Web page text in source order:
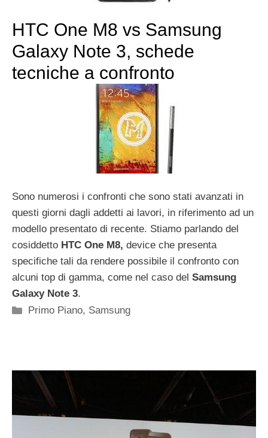
HTC One M8 vs Samsung
Galaxy Note 3, schede
tecniche a confronto
Sono numerosi i confronti che sono stati avanzati in
questi giorni dagli addetti ai lavori, in riferimento ad un
modello presentato di recente. Stiamo parlando del
cosiddetto HTC One M8, device che presenta
specifiche tali da rendere possibile il confronto con
alcuni top di gamma, come nel caso del Samsung
Galaxy Note 3.
Categorie
Primo Piano, Samsung